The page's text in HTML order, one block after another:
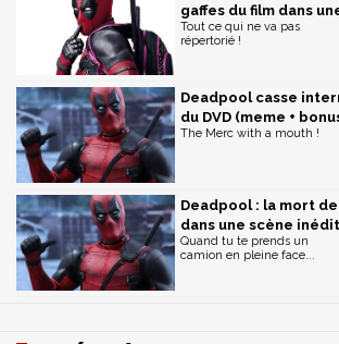
gaffes du film dans
Tout ce qui ne va pas
répertorié !
Deadpool casse
du DVD (meme +
The Merc with a mouth !
Deadpool : la mort de
dans une scène
Quand tu te prends un
camion en pleine face...